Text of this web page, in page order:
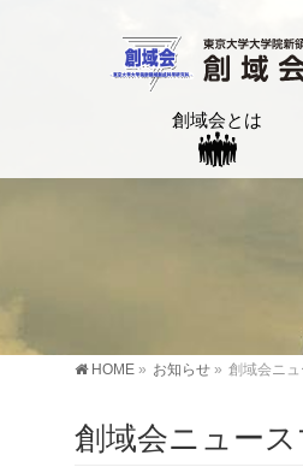
創域会とは
HOME » お知らせ » 創域会ニュ
創域会ニュース